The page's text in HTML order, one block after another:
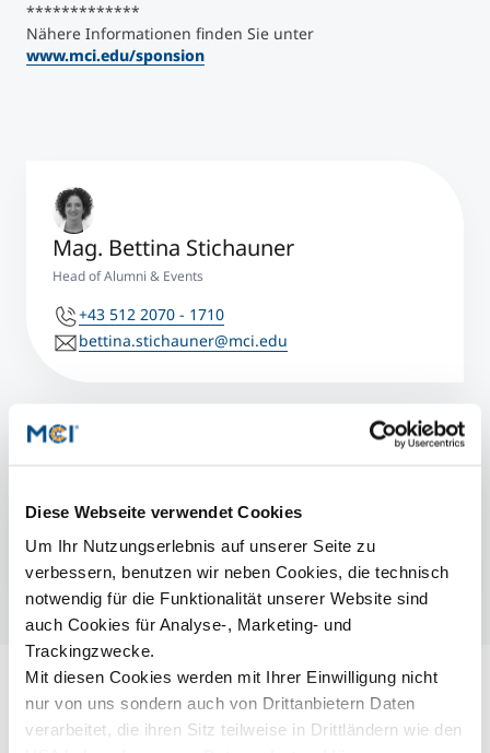
Diese Webseite verwendet Cookies
Um Ihr Nutzungserlebnis auf unserer Seite zu
verbessern, benutzen wir neben Cookies, die technisch
notwendig für die Funktionalität unserer Website sind
auch Cookies für Analyse-, Marketing- und
Trackingzwecke.
Mit diesen Cookies werden mit Ihrer Einwilligung nicht
nur von uns sondern auch von Drittanbietern Daten
verarbeitet, die ihren Sitz teilweise in Drittländern wie den
*************
Nähere Informationen finden Sie unter
www.mci.edu/sponsion
Mag. Bettina Stichauner
Head of Alumni & Events
+43 512 2070 - 1710
bettina.stichauner@mci.edu
Weitere Informationen
Details & Programm
Ähnliche Events